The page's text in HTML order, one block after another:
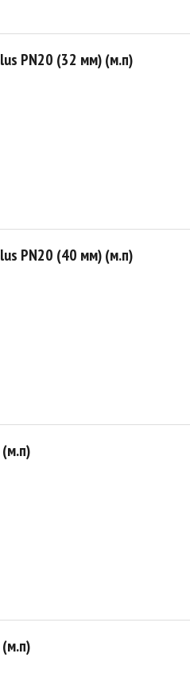
PN20 (32 мм) (м.п)
PN20 (40 мм) (м.п)